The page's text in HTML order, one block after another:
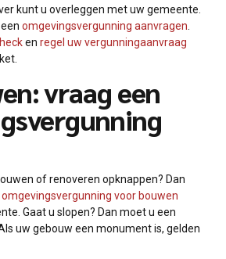
kunt u overleggen met uw gemeente.
omgevingsvergunning aanvragen
en regel uw vergunningaanvraag
vraag een
of renoveren opknappen? Dan
omgevingsvergunning voor bouwen
Gaat u slopen? Dan moet u een
uw gebouw een monument is, gelden